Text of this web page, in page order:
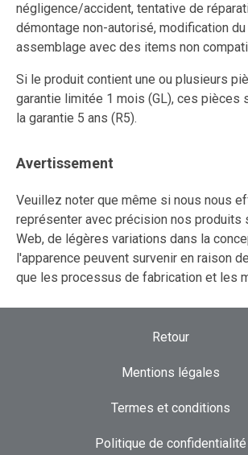
négligence/accident, tentative de
démontage non-autorisé, modification
assemblage avec des items non
Si le produit contient une ou plusieurs
garantie limitée 1 mois (GL), ces pièces
la garantie 5 ans (R5).
Avertissement
Veuillez noter que même si nous nous
représenter avec précision nos produits
Web, de légères variations dans la
l'apparence peuvent survenir en raison
que les processus de fabrication et les
Retour
Mentions légales
Termes et conditions
Politique de confidentialité